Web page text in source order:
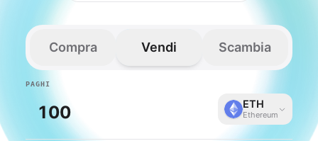
Compra Vendi Scambia
PAGHI
ETH
Ethereum